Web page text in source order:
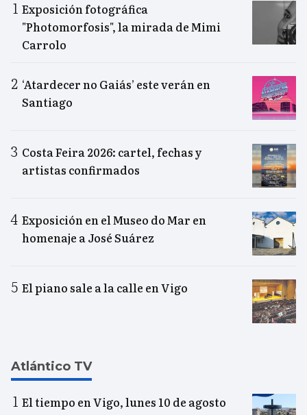
Exposición fotográfica
"Photomorfosis", la mirada de Mimi
Carrolo
‘Atardecer no Gaiás’ este verán en
Santiago
Costa Feira 2026: cartel, fechas y
artistas confirmados
Exposición en el Museo do Mar en
homenaje a José Suárez
El piano sale a la calle en Vigo
Atlántico TV
El tiempo en Vigo, lunes 10 de agosto